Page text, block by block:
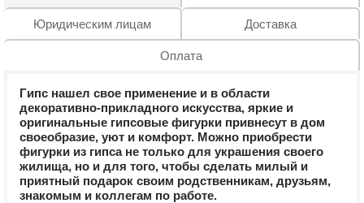
Юридическим лицам Доставка
Оплата
Гипс нашел свое применение и в области
декоративно-прикладного искусства, яркие и
оригинальные гипсовые фигурки привнесут в дом
своеобразие, уют и комфорт. Можно приобрести
фигурки из гипса не только для украшения своего
жилища, но и для того, чтобы сделать милый и
приятный подарок своим родственникам, друзьям,
знакомым и коллегам по работе.